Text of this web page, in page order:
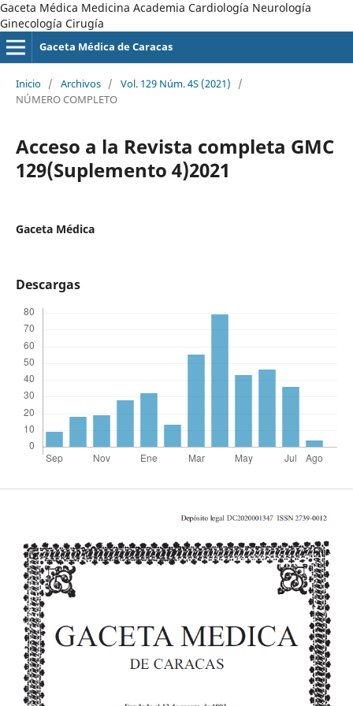
Gaceta Médica Medicina Academia Cardiología Neurología
Ginecología Cirugía
Gaceta Médica de Caracas
Inicio / Archivos / Vol. 129 Núm. 4S (2021)
/
NÚMERO COMPLETO
Acceso a la Revista completa GMC
129(Suplemento 4)2021
Gaceta Médica
Descargas